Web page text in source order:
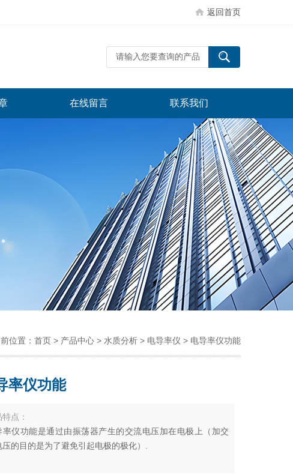
返回首页
在线留言 联系我们
位置： 首页 > 产品中心 > 水质分析 > 电导率仪 > 电导率仪功能
率仪功能
点：
率仪功能是通过由振荡器产生的交流电压加在电极上（加交
压的目的是为了避免引起电极的极化）.